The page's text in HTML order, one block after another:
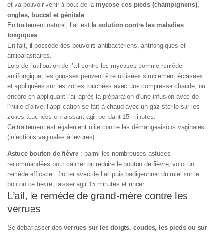
et va pouvoir venir à bout de la mycose des pieds (champignons),
ongles, buccal et génitale
En traitement naturel, l’ail est la solution contre les maladies
fongiques
En fait, il possède des pouvoirs antibactériens, antifongiques et
antiparasitaires.
Lors de l’utilisation de l’ail contre les mycoses comme remède
antifongique, les gousses peuvent être utilisées simplement écrasées
et appliquées sur les zones touchées avec une compresse chaude, ou
encore en appliquant l’ail après la préparation d’une infusion avec de
l’huile d’olive, l’application se fait à chaud avec un gaz stérile sur les
zones touchées en laissant agir pendant 15 minutes.
Ce traitement est également utile contre les démangeaisons vaginales
(infections vaginales à levures).
Astuce bouton de fièvre : parmi les nombreuses astuces
recommandées pour calmer ou réduire le bouton de fièvre, voici un
remède efficace : frotter avec de l’ail puis badigeonner du miel sur le
bouton de fièvre, laisser agir 15 minutes et rincer.
L’ail, le remède de grand-mère contre les
verrues
Se débarrasser des verrues sur les doigts, coudes, les pieds ou sur